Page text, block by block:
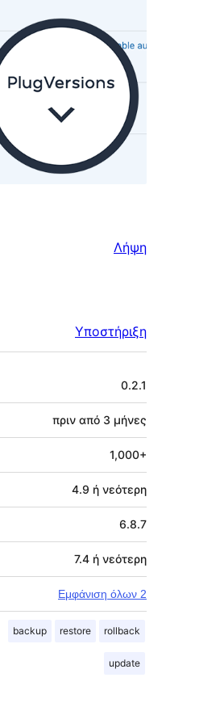
Λήψη
Υποστήριξη
0.2.1
πριν από 3 μήνες
1,000+
4.9 ή νεότερη
6.8.7
7.4 ή νεότερη
Εμφάνιση όλων 2
backup restore rollback
update